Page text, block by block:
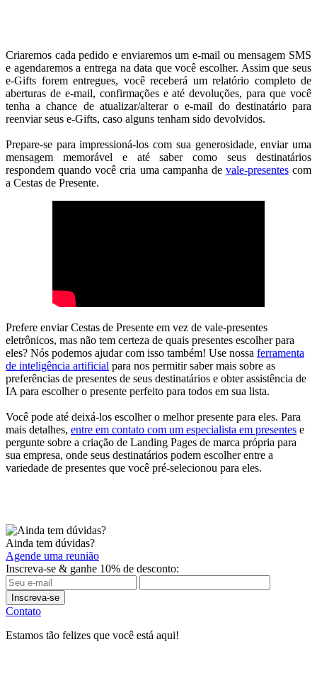
Criaremos cada pedido e enviaremos um e-mail ou mensagem SMS
e agendaremos a entrega na data que você escolher. Assim que seus
e-Gifts forem entregues, você receberá um relatório completo de
aberturas de e-mail, confirmações e até devoluções, para que você
tenha a chance de atualizar/alterar o e-mail do destinatário para
reenviar seus e-Gifts, caso alguns tenham sido devolvidos.
Prepare-se para impressioná-los com sua generosidade, enviar uma
mensagem memorável e até saber como seus destinatários
respondem quando você cria uma campanha de vale-presentescom
a Cestas de Presente.
Prefere enviar Cestas de Presente em vez de vale-presentes
eletrônicos, mas não tem certeza de quais presentes escolher para
eles? Nós podemos ajudar com isso também! Use nossa ferramenta
de inteligência artificial para nos permitir saber mais sobre as
preferências de presentes de seus destinatários e obter assistência de
IA para escolher o presente perfeito para todos em sua lista.
Você pode até deixá-los escolher o melhor presente para eles. Para
mais detalhes, entre em contato com um especialista em presentes e
pergunte sobre a criação de Landing Pages de marca própria para
sua empresa, onde seus destinatários podem escolher entre a
variedade de presentes que você pré-selecionou para eles.
Ainda tem dúvidas?
Agende uma reunião
Inscreva-se & ganhe 10% de desconto:
Inscreva-se
Contato
Estamos tão felizes que você está aqui!